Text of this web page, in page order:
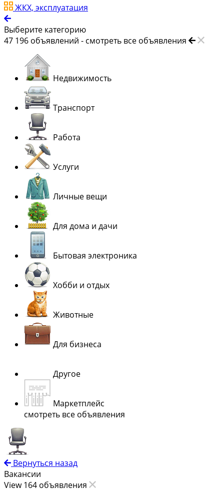
ЖКХ, эксплуатация
Выберите категорию
47 196 объявлений - смотреть все объявления
Недвижимость
Транспорт
Работа
Услуги
Личные вещи
Для дома и дачи
Бытовая электроника
Хобби и отдых
Животные
Для бизнеса
Другое
Маркетплейс
смотреть все объявления
Вернуться назад
Вакансии
View 164 объявления